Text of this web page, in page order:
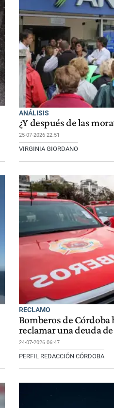
ANÁLISIS
¿Y después de las
25-07-2026 22:51
VIRGINIA GIORDANO
RECLAMO
Bomberos de
reclamar una deuda
24-07-2026 06:47
PERFIL REDACCIÓN CÓRDOBA